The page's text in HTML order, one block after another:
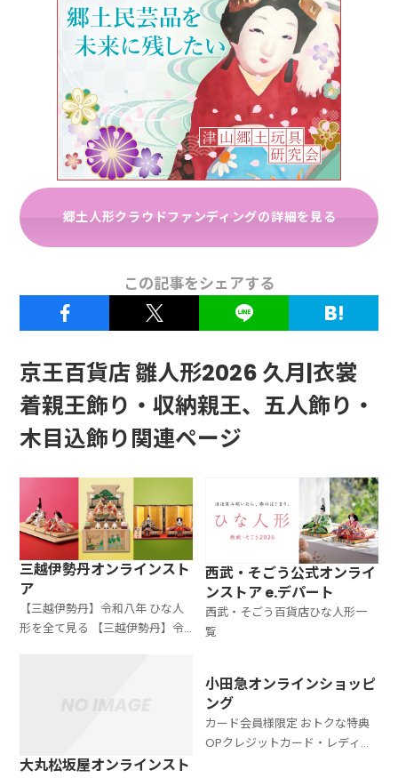
郷土人形クラウドファンディングの詳細を見る
この記事をシェアする
京王百貨店 雛人形2026 久月|衣裳
着親王飾り・収納親王、五人飾り・
木目込飾り関連ページ
三越伊勢丹オンラインスト
ア
【三越伊勢丹】令和八年 ひな人
形を全て見る 【三越伊勢丹】令
西武・そごう公式オンライ
ンストア e.デパート
西武・そごう百貨店ひな人形一
覧
大丸松坂屋オンラインスト
小田急オンラインショッピ
ング
カード会員様限定 おトクな特典
OPクレジットカード・レディス